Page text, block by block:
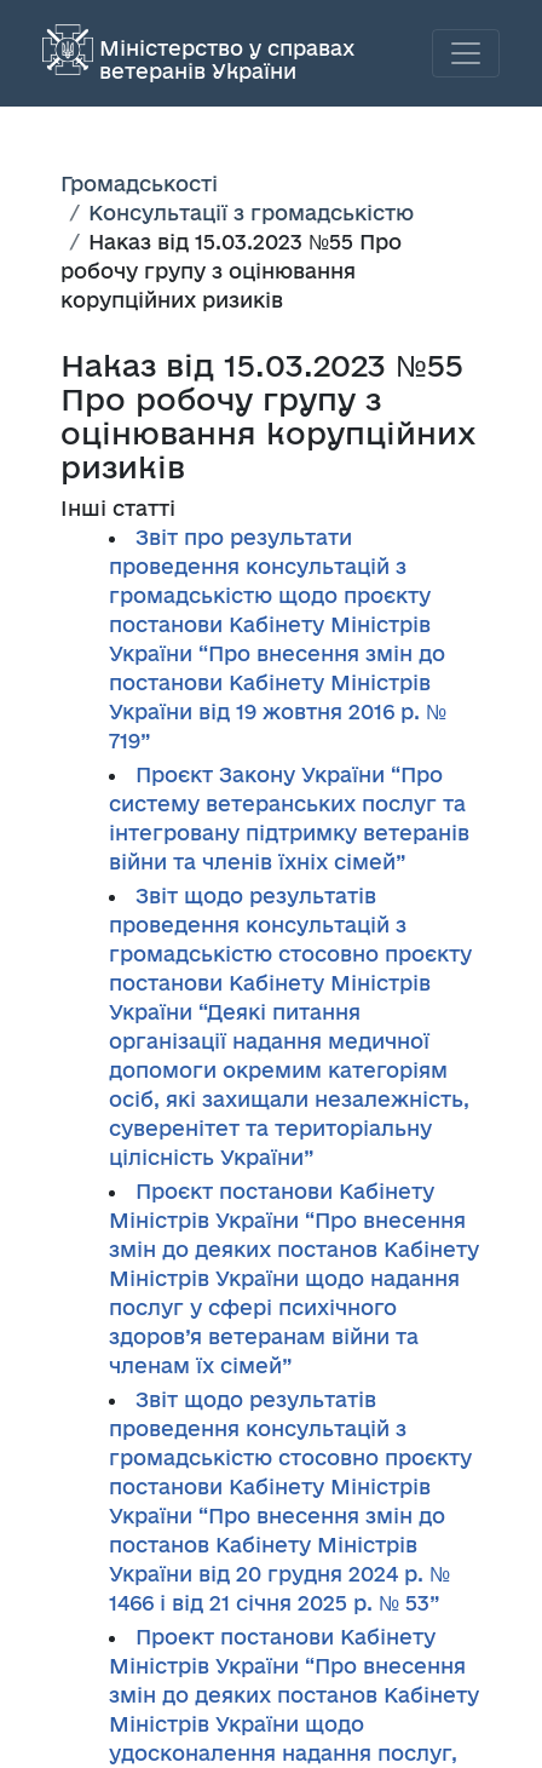
Міністерство у справах
ветеранів України
Громадськості
Консультації з громадськістю
Наказ від 15.03.2023 №55 Про
робочу групу з оцінювання
корупційних ризиків
Наказ від 15.03.2023 №55
Про робочу групу з
оцінювання корупційних
ризиків
Інші статті
Звіт про результати
проведення консультацій з
громадськістю щодо проєкту
постанови Кабінету Міністрів
України “Про внесення змін до
постанови Кабінету Міністрів
України від 19 жовтня 2016 р. №
719”
Проєкт Закону України “Про
систему ветеранських послуг та
інтегровану підтримку ветеранів
війни та членів їхніх сімей”
Звіт щодо результатів
проведення консультацій з
громадськістю стосовно проєкту
постанови Кабінету Міністрів
України “Деякі питання
організації надання медичної
допомоги окремим категоріям
осіб, які захищали незалежність,
суверенітет та територіальну
цілісність України”
Проєкт постанови Кабінету
Міністрів України “Про внесення
змін до деяких постанов Кабінету
Міністрів України щодо надання
послуг у сфері психічного
здоров’я ветеранам війни та
членам їх сімей”
Звіт щодо результатів
проведення консультацій з
громадськістю стосовно проєкту
постанови Кабінету Міністрів
України “Про внесення змін до
постанов Кабінету Міністрів
України від 20 грудня 2024 р. №
1466 і від 21 січня 2025 р. № 53”
Проект постанови Кабінету
Міністрів України “Про внесення
змін до деяких постанов Кабінету
Міністрів України щодо
удосконалення надання послуг,